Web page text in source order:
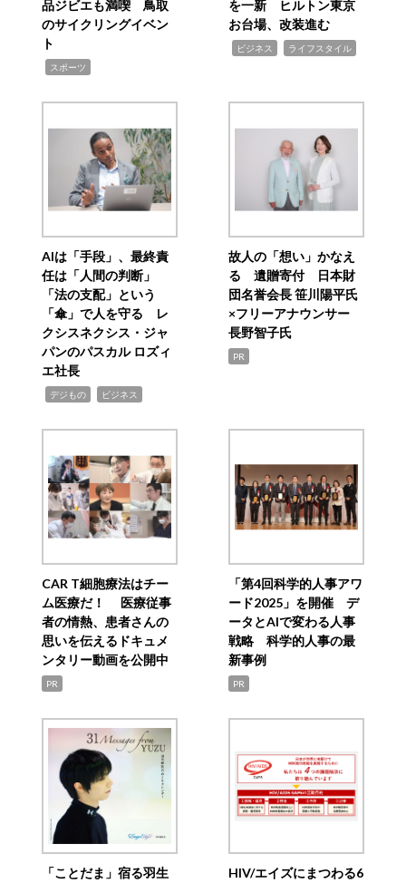
品ジビエも満喫 鳥取
のサイクリングイベン
ト
スポーツ
を一新 ヒルトン東京
お台場、改装進む
ビジネス ライフスタイル
AIは「手段」、最終責
任は「人間の判断」
「法の支配」という
「傘」で人を守る レ
クシスネクシス・ジャ
パンのパスカル ロズィ
エ社長
デジもの ビジネス
故人の「想い」かなえ
る 遺贈寄付 日本財
団名誉会長 笹川陽平氏
×フリーアナウンサー
長野智子氏
PR
CAR T細胞療法はチー
ム医療だ！ 医療従事
者の情熱、患者さんの
思いを伝えるドキュメ
ンタリー動画を公開中
PR
「第4回科学的人事アワ
ード2025」を開催 デ
ータとAIで変わる人事
戦略 科学的人事の最
新事例
PR
「ことだま」宿る羽生
HIV/エイズにまつわる6